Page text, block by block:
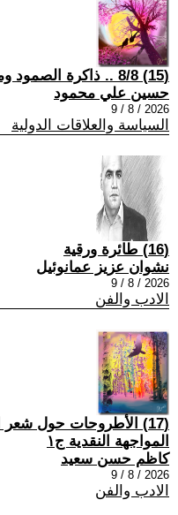
(15) 8/8 .. ذاكرة الصمود ومعنى الانتصار
حسين علي محمود
2026 / 8 / 9
السياسة والعلاقات الدولية
(16) طائرة ورقية
نشوان عزيز عمانوئيل
2026 / 8 / 9
الادب والفن
(17) الأطروحات حول شعر
المواجهة النقدية ج١
كاظم حسن سعيد
2026 / 8 / 9
الادب والفن